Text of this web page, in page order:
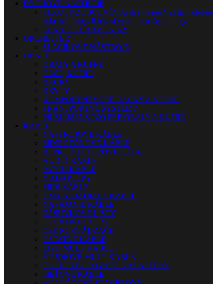
DYCHOVÉ NÁSTROJE
FLAUTY-ZOBCOVÉVybrali sme pre Vás tie najlepšie
zobcové flauty. Ráčte si vybrať z našej ponuky.
FÚKACIE HARMONIKY
ORCHESTER
SLÁČIKOVÉ NÁSTROJE
OBALY
OBALY A KUFRE
CASE, KUFRE
RACKY
KRYTY
KOMPONENTY PRE RACKY A KUFRE
TRANSPORTNÉ SYSTÉMY
PRÍSLUŠENSTVO PRE OBALY A KUFRE
KÁBLE
NÁSTROJOVÉ KÁBLE
MIKROFÓNOVÉ KÁBLE
REPRODUKTOROVÉ KÁBLE
AUDIO KÁBLE
PATCH KÁBLE
Y ADAPTÉRY
MIDI KÁBLE
DMX A RIADIACE KÁBLE
NAPÁJACIE KÁBLE
ZÁSUVKOVÉ LIŠTY
CEE KONEKTORY
CEE ROZVÁDZAČE
OSTATNÉ KÁBLE
LIVE MULTIKÁBLE
ŠTÚDIOVÉ MULTIKÁBLE
CAT ROZBOČOVAČE A ADAPTÉRY
SIEŤOVÉ KÁBLE